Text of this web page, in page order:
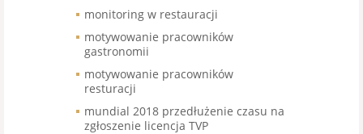
monitoring w restauracji
motywowanie pracowników
gastronomii
motywowanie pracowników
resturacji
mundial 2018 przedłużenie czasu na
zgłoszenie licencja TVP